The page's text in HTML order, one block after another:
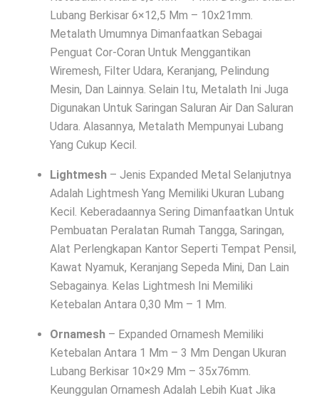
Lubang Berkisar 6×12,5 Mm – 10x21mm.
Metalath Umumnya Dimanfaatkan Sebagai
Penguat Cor-Coran Untuk Menggantikan
Wiremesh, Filter Udara, Keranjang, Pelindung
Mesin, Dan Lainnya. Selain Itu, Metalath Ini Juga
Digunakan Untuk Saringan Saluran Air Dan Saluran
Udara. Alasannya, Metalath Mempunyai Lubang
Yang Cukup Kecil.
Lightmesh – Jenis Expanded Metal Selanjutnya
Adalah Lightmesh Yang Memiliki Ukuran Lubang
Kecil. Keberadaannya Sering Dimanfaatkan Untuk
Pembuatan Peralatan Rumah Tangga, Saringan,
Alat Perlengkapan Kantor Seperti Tempat Pensil,
Kawat Nyamuk, Keranjang Sepeda Mini, Dan Lain
Sebagainya. Kelas Lightmesh Ini Memiliki
Ketebalan Antara 0,30 Mm – 1 Mm.
Ornamesh – Expanded Ornamesh Memiliki
Ketebalan Antara 1 Mm – 3 Mm Dengan Ukuran
Lubang Berkisar 10×29 Mm – 35x76mm.
Keunggulan Ornamesh Adalah Lebih Kuat Jika